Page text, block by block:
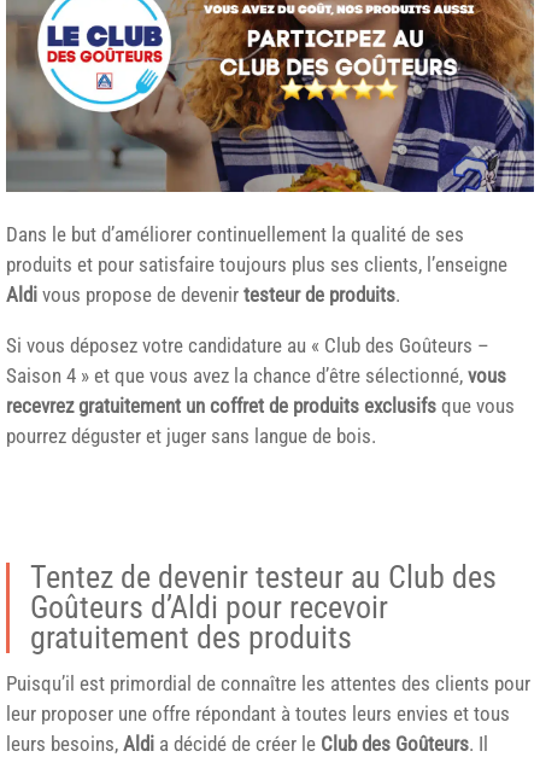
Dans le but d’améliorer continuellement la qualité de ses
produits et pour satisfaire toujours plus ses clients, l’enseigne
Aldi vous propose de devenir testeur de produits.
Si vous déposez votre candidature au « Club des Goûteurs –
Saison 4 » et que vous avez la chance d’être sélectionné, vous
recevrez gratuitement un coffret de produits exclusifs que vous
pourrez déguster et juger sans langue de bois.
Tentez de devenir testeur au Club des
Goûteurs d’Aldi pour recevoir
gratuitement des produits
Puisqu’il est primordial de connaître les attentes des clients pour
leur proposer une offre répondant à toutes leurs envies et tous
leurs besoins, Aldi a décidé de créer le Club des Goûteurs. Il